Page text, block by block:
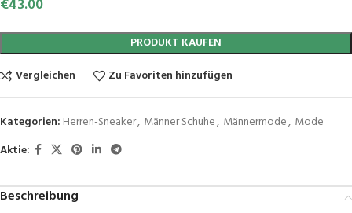
€43.00
PRODUKT KAUFEN
Vergleichen
Zu Favoriten hinzufügen
Kategorien: Herren-Sneaker, Männer Schuhe, Männermode, Mode
Aktie:
Beschreibung